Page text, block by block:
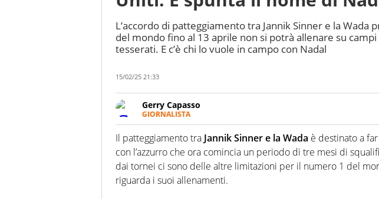
L’accordo di patteggiamento tra Jannik Sinner e la Wada
del mondo fino al 13 aprile non si potrà allenare su
tesserati. E c’è chi lo vuole in campo con Nadal
15/02/25 21:33
Gerry Capasso
GIORNALISTA
Per lui gli sport americani non hanno segreti: basket,
innata di trovare la notizia dove altri non vedono granché
Il patteggiamento tra Jannik Sinner e la Wada è destinato a
con l’azzurro che ora comincia un periodo di tre mesi di
dai tornei ci sono delle altre limitazioni per il numero 1 del
riguarda i suoi allenamenti.